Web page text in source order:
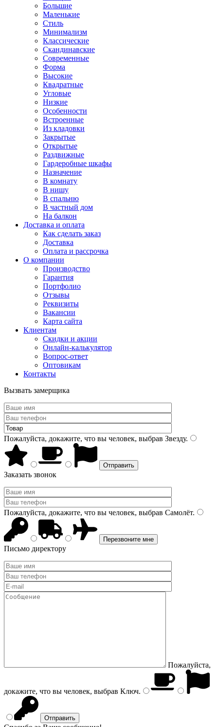
Большие
Маленькие
Стиль
Минимализм
Классические
Скандинавские
Современные
Форма
Высокие
Квадратные
Угловые
Низкие
Особенности
Встроенные
Из кладовки
Закрытые
Открытые
Раздвижные
Гардеробные шкафы
Назначение
В комнату
В нишу
В спальню
В частный дом
На балкон
Доставка и оплата
Как сделать заказ
Доставка
Оплата и рассрочка
О компании
Производство
Гарантия
Портфолио
Отзывы
Реквизиты
Вакансии
Карта сайта
Клиентам
Скидки и акции
Онлайн-калькулятор
Вопрос-ответ
Оптовикам
Контакты
Вызвать замерщика
Пожалуйста, докажите, что вы человек, выбрав Звезду.
Заказать звонок
Пожалуйста, докажите, что вы человек, выбрав Самолёт.
Письмо директору
Пожалуйста,
докажите, что вы человек, выбрав Ключ.